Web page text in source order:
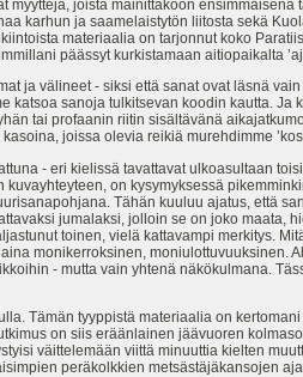
myyttejä, joista mainittakoon ensimmäisenä
karhun ja saamelaistytön liitosta sekä
materiaalia on tarjonnut koko
päässyt kurkistamaan aitiopaikalta
ja välineet - siksi että sanat ovat läsnä
katsoa sanoja tulkitsevan koodin kautta.
tai profaanin riitin sisältävänä
joissa olevia reikiä murehdimme
- eri kielissä tavattavat ulkoasultaan
on kysymyksessä
Tähän kuuluu ajatus, että
jumalaksi, jolloin se on joko maata,
toinen, vielä kattavampi merkitys.
monikerroksinen, moniulottuvuuksinen.
- mutta vain yhtenä näkökulmana.
Tämän tyyppistä materiaalia on
on siis eräänlainen jäävuoren
väittelemään viittä minuuttia kielten
peräkolkkien metsästäjäkansojen